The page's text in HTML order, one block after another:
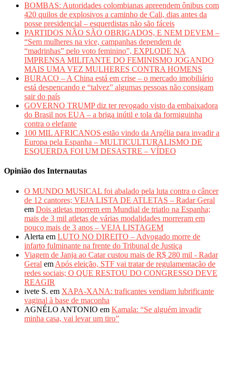
BOMBAS: Autoridades colombianas apreendem ônibus com
420 quilos de explosivos a caminho de Cali, dias antes da
posse presidencial – esquerdistas não são fáceis
PARTIDOS NÃO SÃO OBRIGADOS, E NEM DEVEM –
“Sem mulheres na vice, campanhas dependem de
“madrinhas” pelo voto feminino”, EXPLODE NA
IMPRENSA MILITANTE DO FEMINISMO JOGANDO
MAIS UMA VEZ MULHERES CONTRA HOMENS
BURACO – A China está em crise – o mercado imobiliário
está despencando e “talvez” algumas pessoas não consigam
sair do país
GOVERNO TRUMP diz ter revogado visto da embaixadora
do Brasil nos EUA – a briga inútil e tola da formiguinha
contra o elefante
100 MIL AFRICANOS estão vindo da Argélia para invadir a
Europa pela Espanha – MULTICULTURALISMO DE
ESQUERDA FOI UM DESASTRE – VÍDEO
Opinião dos Internautas
O MUNDO MUSICAL foi abalado pela luta contra o câncer
de 12 cantores; VEJA LISTA DE ATLETAS – Radar Geral
em Dois atletas morrem em Mundial de triatlo na Espanha;
mais de 3 mil atletas de várias modalidades morreram em
pouco mais de 3 anos – VEJA LISTAGEM
Alerta em LUTO NO DIREITO – Advogado morre de
infarto fulminante na frente do Tribunal de Justiça
Viagem de Janja ao Catar custou mais de R$ 280 mil - Radar
Geral em Após eleição, STF vai tratar de regulamentação de
redes sociais; O QUE RESTOU DO CONGRESSO DEVE
REAGIR
ivete S. em XAPA-XANA: traficantes vendiam lubrificante
vaginal à base de maconha
AGNÉLO ANTONIO em Kamala: “Se alguém invadir
minha casa, vai levar um tiro”